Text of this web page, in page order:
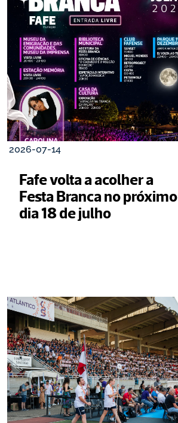
2026-07-14
Fafe volta a acolher a
Festa Branca no próximo
dia 18 de julho